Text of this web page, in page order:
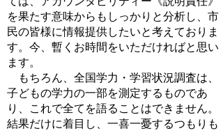
を果たす意味からもしっかりと分析し、市
民の皆様に情報提供したいと考えておりま
す。今、暫くお時間をいただければと思い
ます。
もちろん、全国学力・学習状況調査は、
子どもの学力の一部を測定するものであ
り、これで全てを語ることはできません。
結果だけに着目し、一喜一憂するつもりも